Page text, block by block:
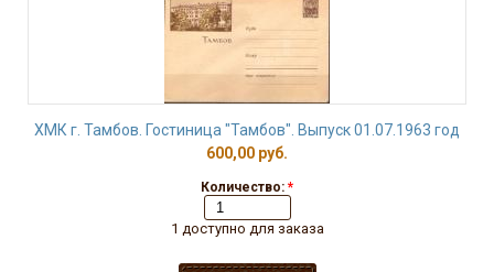
ХМК г. Тамбов. Гостиница "Тамбов". Выпуск 01.07.1963 год
600,00 руб.
Количество: *
1 доступно для заказа